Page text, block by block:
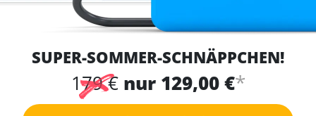
SUPER-SOMMER-SCHNÄPPCHEN!
179 € nur 129,00 €*